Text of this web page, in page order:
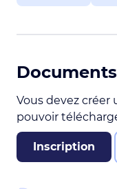
Vous devez
pouvoir
Inscription